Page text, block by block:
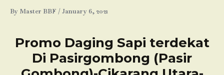
By Master BBF /January 6, 2021
Promo Daging Sapi terdekat
Di Pasirgombong (Pasir